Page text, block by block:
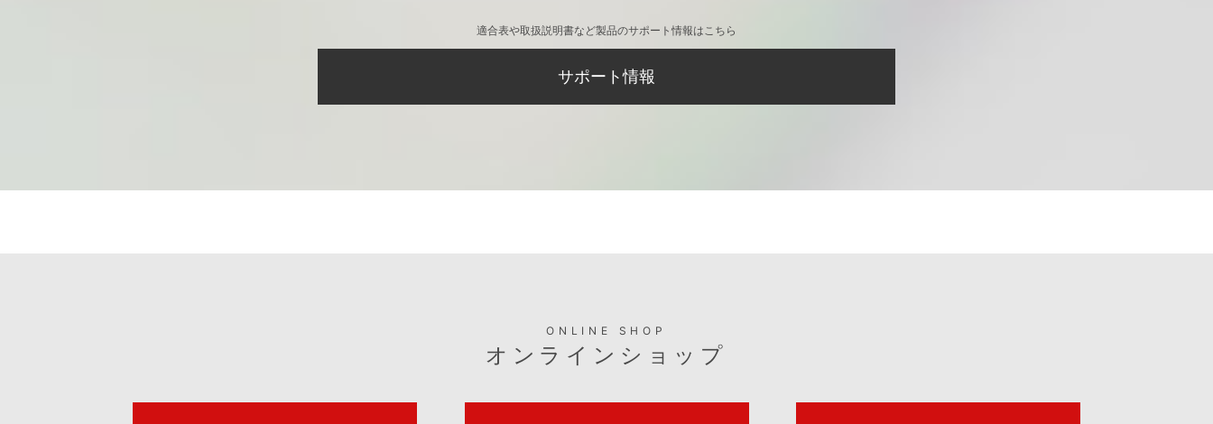
適合表や取扱説明書など製品のサポート情報はこちら
サポート情報
ONLINE SHOP
オンラインショップ